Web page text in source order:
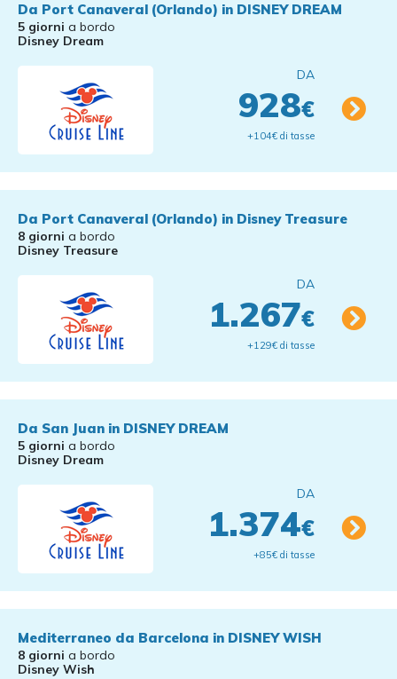
Da Port Canaveral (Orlando) in DISNEY DREAM
5 giorni a bordo
Disney Dream
DA
928€
+104€ di tasse
Da Port Canaveral (Orlando) in Disney Treasure
8 giorni a bordo
Disney Treasure
DA
1.267€
+129€ di tasse
Da San Juan in DISNEY DREAM
5 giorni a bordo
Disney Dream
DA
1.374€
+85€ di tasse
Mediterraneo da Barcelona in DISNEY WISH
8 giorni a bordo
Disney Wish